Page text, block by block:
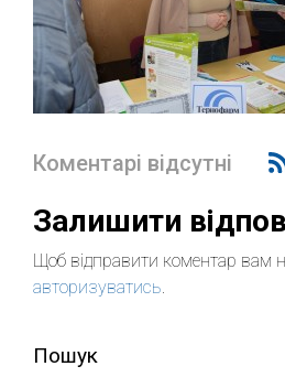
Коментарі відсутні
Залишити
Щоб відправити коментар вам
авторизуватись.
Пошук